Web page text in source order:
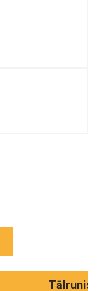
Tālrunis